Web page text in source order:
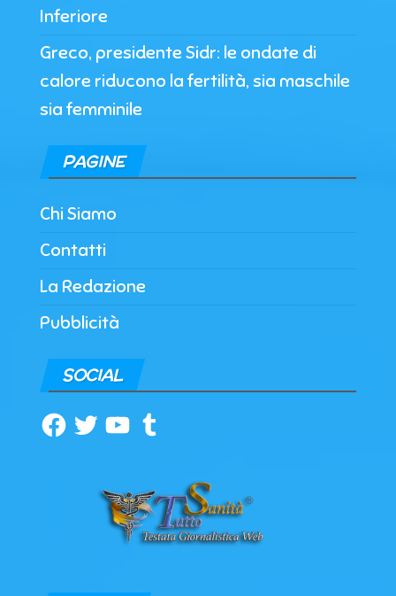
Inferiore
Greco, presidente Sidr: le ondate di
calore riducono la fertilità, sia maschile
sia femminile
PAGINE
Chi Siamo
Contatti
La Redazione
Pubblicità
SOCIAL
Facebook
TwitterYouTubeTumblr